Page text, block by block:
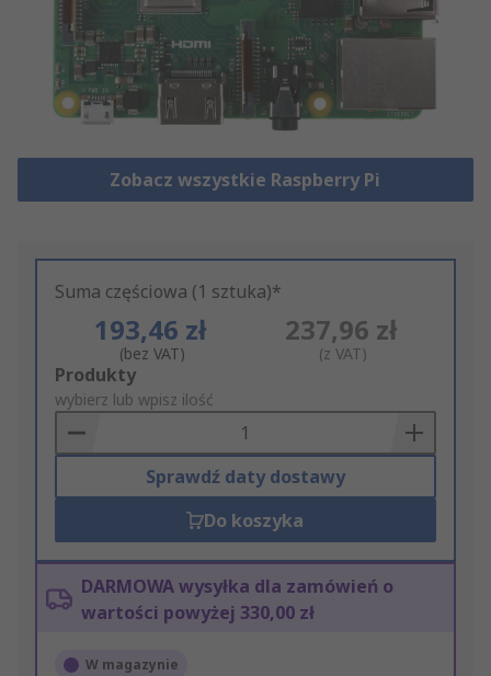
Zobacz wszystkie Raspberry Pi
Suma częściowa (1 sztuka)*
193,46 zł
(bez VAT)
237,96 zł
(z VAT)
Add
to
Basket
Produkty
wybierz lub wpisz ilość
Sprawdź daty dostawy
Do koszyka
DARMOWA wysyłka dla zamówień o
wartości powyżej 330,00 zł
W magazynie